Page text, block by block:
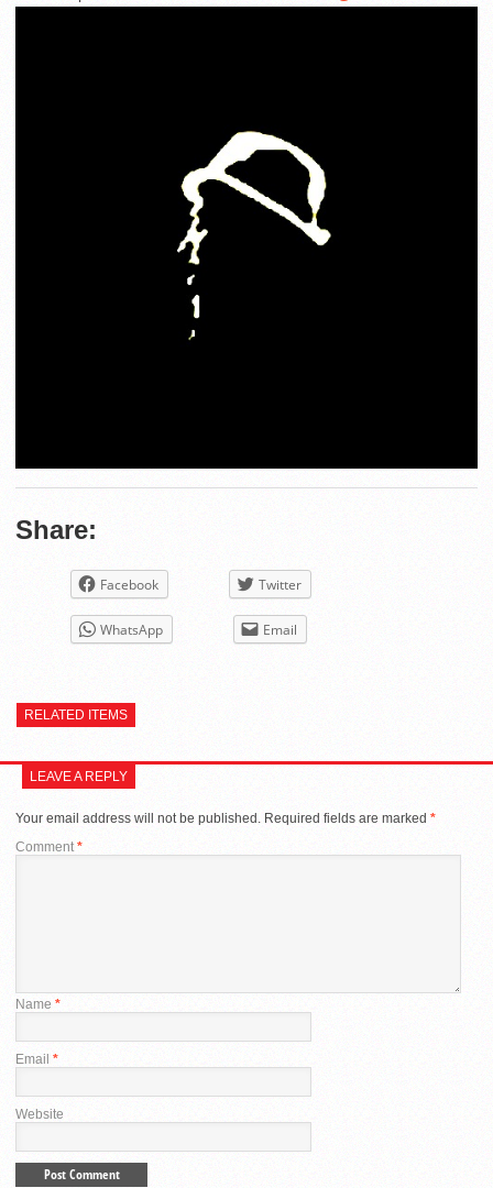
Share:
Facebook Twitter
WhatsApp Email
RELATED ITEMS
LEAVE A REPLY
Your email address will not be published. Required fields are marked *
Comment*
Name *
Email *
Website